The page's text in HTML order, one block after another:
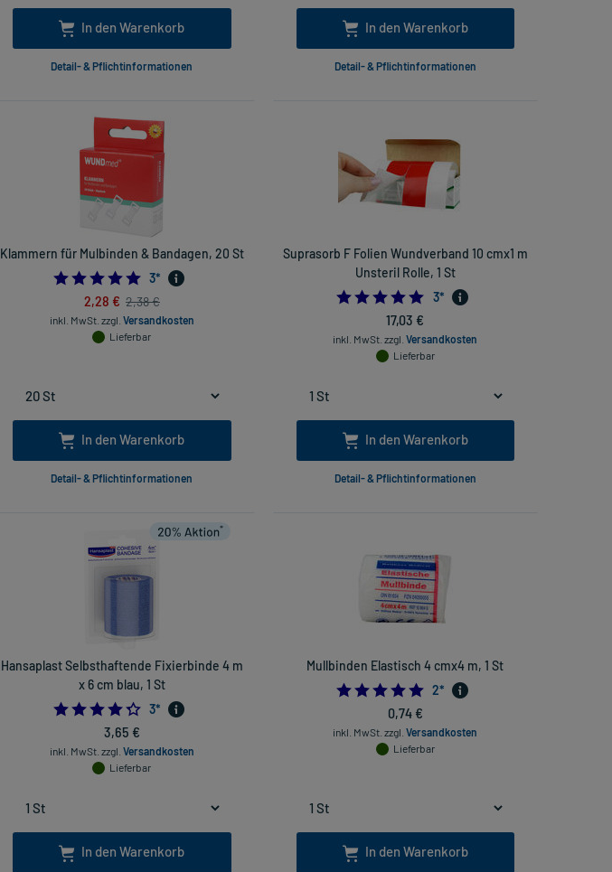
In den Warenkorb
Detail- & Pflichtinformationen
In den Warenkorb
Detail- & Pflichtinformationen
Klammern für Mulbinden & Bandagen, 20 St
5.0
3*
2,28 € 2,38 €
inkl. MwSt. zzgl. Versandkosten
Lieferbar
In den Warenkorb
Detail- & Pflichtinformationen
Suprasorb F Folien Wundverband 10 cmx1 m
Unsteril Rolle, 1 St
5.0
3*
17,03 €
inkl. MwSt. zzgl.Versandkosten
Lieferbar
In den Warenkorb
Detail- & Pflichtinformationen
Hansaplast Selbsthaftende Fixierbinde 4 m
x 6 cm blau, 1 St
4.333333333333333
3*
3,65 €
inkl. MwSt. zzgl. Versandkosten
Lieferbar
In den Warenkorb
Mullbinden Elastisch 4 cmx4 m, 1 St
5.0
2*
0,74 €
inkl. MwSt. zzgl.Versandkosten
Lieferbar
In den Warenkorb